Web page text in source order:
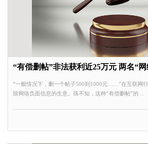
“有偿删帖”非法获利近25万元 两名“
“一般情况下，删一个帖子500到1000元……”在互联网
除网络负面信息的生意。殊不知，这种“有偿删帖”的 ...